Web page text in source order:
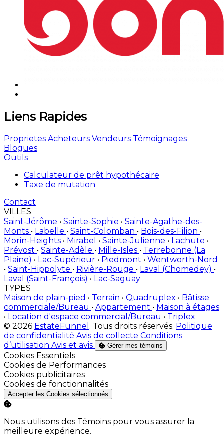
Liens Rapides
Proprietes Acheteurs Vendeurs Témoignages
Blogues
Outils
Calculateur de prêt hypothécaire
Taxe de mutation
Contact
VILLES
Saint-Jérôme • Sainte-Sophie • Sainte-Agathe-des-
Monts • Labelle • Saint-Colomban • Bois-des-Filion •
Morin-Heights • Mirabel • Sainte-Julienne • Lachute •
Prévost • Sainte-Adèle • Mille-Isles • Terrebonne (La
Plaine) • Lac-Supérieur • Piedmont • Wentworth-Nord
• Saint-Hippolyte • Rivière-Rouge • Laval (Chomedey) •
Laval (Saint-François) • Lac-Saguay
TYPES
Maison de plain-pied • Terrain • Quadruplex • Bâtisse
commerciale/Bureau • Appartement • Maison à étages
• Location d'espace commercial/Bureau • Triplex
© 2026 EstateFunnel . Tous droits réservés. Politique
de confidentialité Avis de collecte Conditions
d’utilisation Avis et avis Gérer mes témoins
Activer
Cookies Essentiels
Activer
Cookies de Performances
Activer
Cookies publicitaires
Activer
Cookies de fonctionnalités
Accepter les Cookies sélectionnés
Nous utilisons des Témoins pour vous assurer la
meilleure expérience.